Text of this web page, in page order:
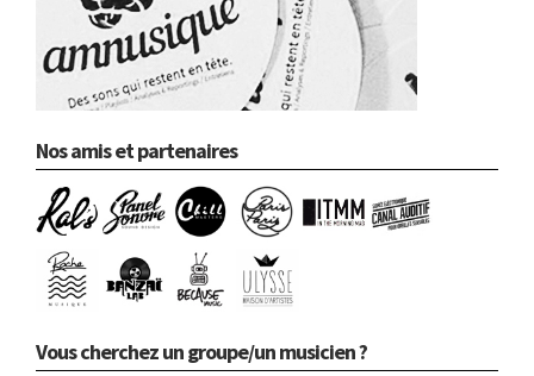
Nos amis et partenaires
Vous cherchez un groupe/un musicien ?